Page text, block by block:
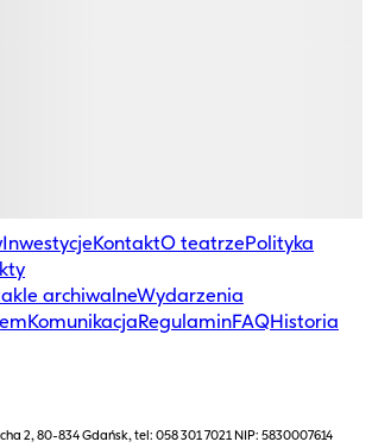
InwestycjeKontaktO teatrzePolityka
archiwalneWydarzenia
KomunikacjaRegulaminFAQHistoria
2, 80-834 Gdańsk, tel: 058 301 7021 NIP: 5830007614